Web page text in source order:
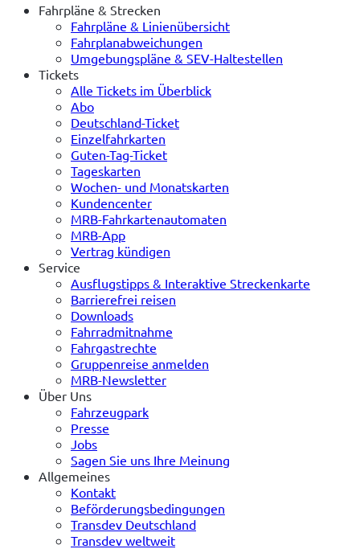
Fahrpläne & Strecken
Fahrpläne & Linienübersicht
Fahrplanabweichungen
Umgebungspläne & SEV-Haltestellen
Tickets
Alle Tickets im Überblick
Abo
Deutschland-Ticket
Einzelfahrkarten
Guten-Tag-Ticket
Tageskarten
Wochen- und Monatskarten
Kundencenter
MRB-Fahrkartenautomaten
MRB-App
Vertrag kündigen
Service
Ausflugstipps & Interaktive Streckenkarte
Barrierefrei reisen
Downloads
Fahrradmitnahme
Fahrgastrechte
Gruppenreise anmelden
MRB-Newsletter
Über Uns
Fahrzeugpark
Presse
Jobs
Sagen Sie uns Ihre Meinung
Allgemeines
Kontakt
Beförderungsbedingungen
Transdev Deutschland
Transdev weltweit